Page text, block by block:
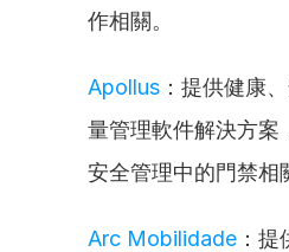
作相關。
Apollus ：提供健康
量管理軟件解決方案
安全管理中的門禁相
Arc Mobilidade ：